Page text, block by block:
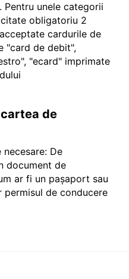
unele categorii
obligatoriu 2
cardurile de
"card de debit",
"ecard" imprimate
de
De
document de
ar fi un pașaport sau
de conducere